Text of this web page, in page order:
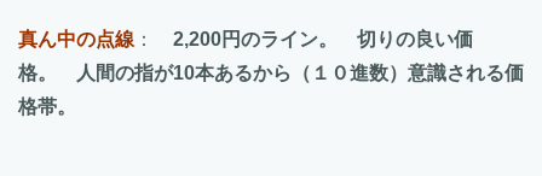
真ん中の点線 ： 2,200円のライン。 切りの良い価
格。 人間の指が10本あるから（１０進数）意識される価
格帯。